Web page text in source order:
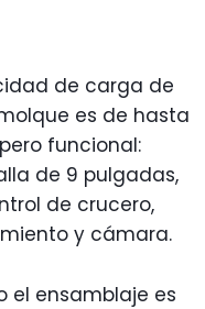
de carga de
es de hasta
funcional:
de 9 pulgadas,
de crucero,
y cámara.
el ensamblaje es